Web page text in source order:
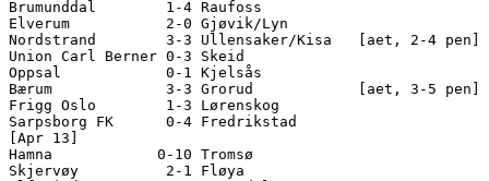
Brumunddal        1-4 Raufoss
Elverum           2-0 Gjøvik/Lyn
Nordstrand        3-3 Ullensaker/Kisa   [aet, 2-4 pen]
Union Carl Berner 0-3 Skeid
Oppsal            0-1 Kjelsås
Bærum             3-3 Grorud            [aet, 3-5 pen]
Frigg Oslo        1-3 Lørenskog
Sarpsborg FK      0-4 Fredrikstad
[Apr 13]
Hamna            0-10 Tromsø
Skjervøy          2-1 Fløya